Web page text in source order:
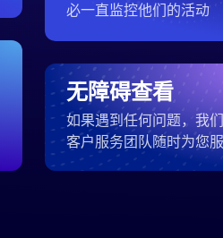
必一直监控他们的活动
无障碍查看
如果遇到任何问题，我
客户服务团队随时为您